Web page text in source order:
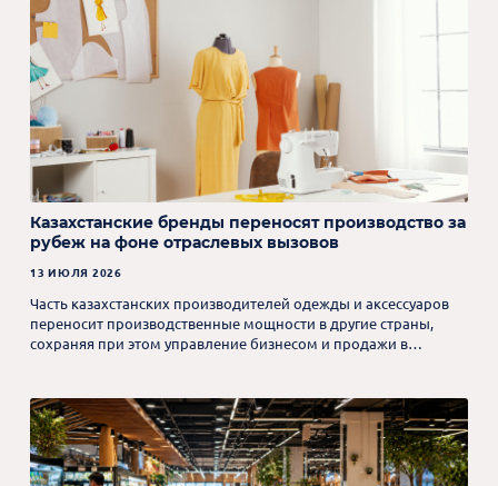
Казахстанские бренды переносят производство за
рубеж на фоне отраслевых вызовов
13 ИЮЛЯ 2026
Часть казахстанских производителей одежды и аксессуаров
переносит производственные мощности в другие страны,
сохраняя при этом управление бизнесом и продажи в